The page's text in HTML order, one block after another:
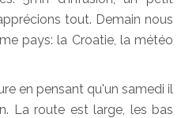
tout. Demain nous
pays: la Croatie, la météo
en pensant qu'un samedi il
La route est large, les bas